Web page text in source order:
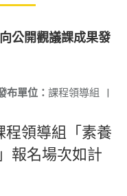
公開觀議課成果發
布單位： 課程領導組 |
程領導組「素養
報名場次如計